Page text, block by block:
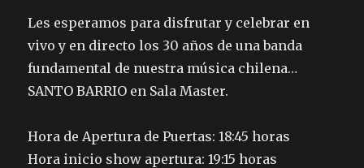
Les esperamos para disfrutar y celebrar en
vivo y en directo los 30 años de una banda
fundamental de nuestra música chilena…
SANTO BARRIO en Sala Master.
Hora de Apertura de Puertas: 18:45 horas
Hora inicio show apertura: 19:15 horas